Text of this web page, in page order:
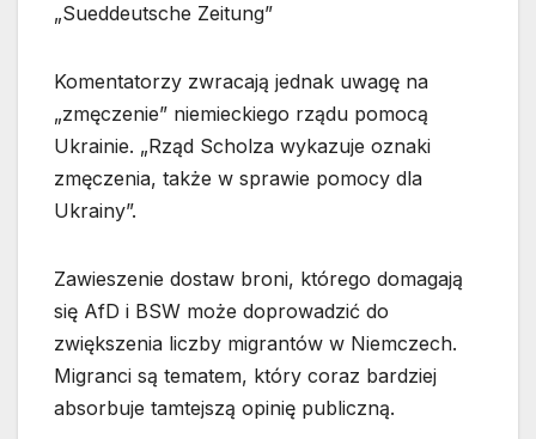
„Sueddeutsche Zeitung”
Komentatorzy zwracają jednak uwagę na
„zmęczenie” niemieckiego rządu pomocą
Ukrainie. „Rząd Scholza wykazuje oznaki
zmęczenia, także w sprawie pomocy dla
Ukrainy”.
Zawieszenie dostaw broni, którego domagają
się AfD i BSW może doprowadzić do
zwiększenia liczby migrantów w Niemczech.
Migranci są tematem, który coraz bardziej
absorbuje tamtejszą opinię publiczną.